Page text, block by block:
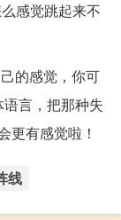
感觉跳起来不
的感觉，你可
言，把那种失
更有感觉啦！
线